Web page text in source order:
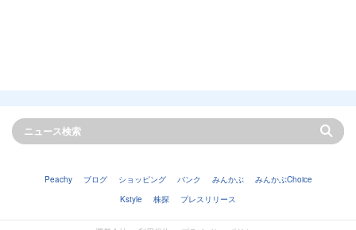
Peachy ブログ ショッピング バンク みんかぶ
みんかぶChoice
Kstyle
株探 プレスリリース